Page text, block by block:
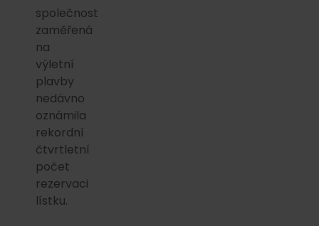
společnost
zaměřená
na
výletní
plavby
nedávno
oznámila
rekordní
čtvrtletní
počet
rezervaci
lístku.